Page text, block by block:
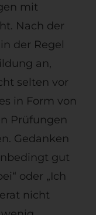
mit
Nach der
der Regel
an,
selten vor
in Form von
Prüfungen
Gedanken
gut
oder „Ich
nicht